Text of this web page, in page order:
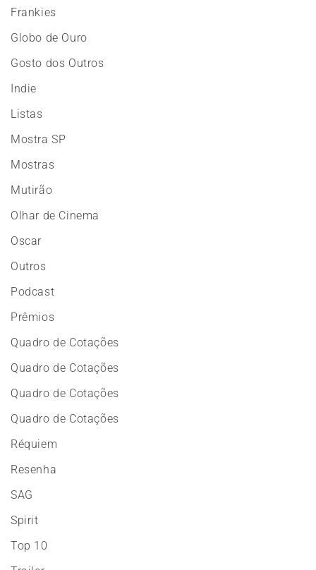
Frankies
Globo de Ouro
Gosto dos Outros
Indie
Listas
Mostra SP
Mostras
Mutirão
Olhar de Cinema
Oscar
Outros
Podcast
Prêmios
Quadro de Cotações
Quadro de Cotações
Quadro de Cotações
Quadro de Cotações
Réquiem
Resenha
SAG
Spirit
Top 10